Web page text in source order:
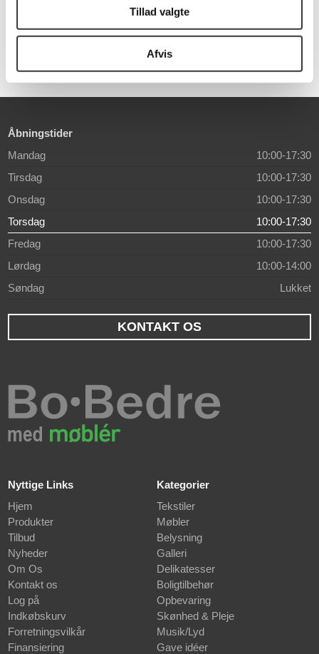
Tillad valgte
Afvis
Åbningstider
Mandag
10:00-17:30
Tirsdag
10:00-17:30
Onsdag
10:00-17:30
Torsdag
10:00-17:30
Fredag
10:00-17:30
Lørdag
10:00-14:00
Søndag
Lukket
KONTAKT OS
Nyttige Links
Hjem
Produkter
Tilbud
Nyheder
Om Os
Kontakt os
Log på
Indkøbskurv
Forretningsvilkår
Finansiering
Kategorier
Tekstiler
Møbler
Belysning
Galleri
Delikatesser
Boligtilbehør
Opbevaring
Skønhed & Pleje
Musik/Lyd
Gave idéer